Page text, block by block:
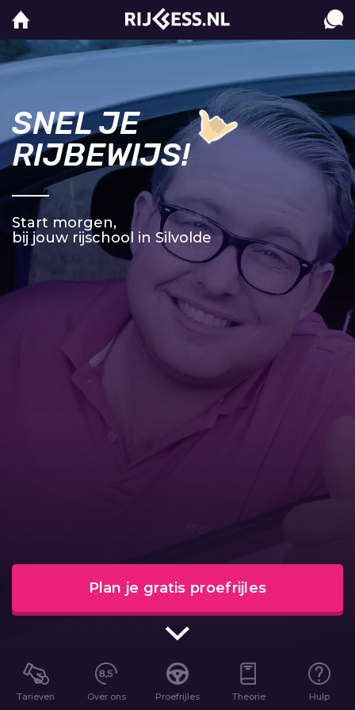
SNEL JE
RIJBEWIJS!
Start morgen,
bij jouw rijschool in Silvolde
Plan je gratis proefrijles
Tarieven Over ons Proefrijles Theorie Hulp